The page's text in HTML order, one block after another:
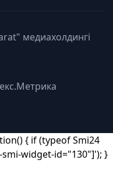
медиахолдингі
{ if (typeof Smi24
widget-id="130"]'); }